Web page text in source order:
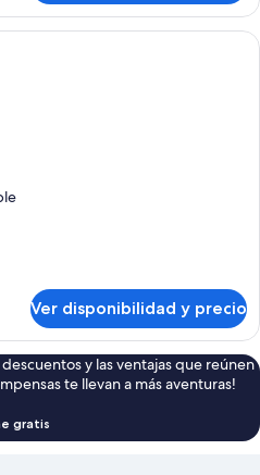
Una habitación de hotel con una
Ver disponibilidad y precio
y las ventajas que reúnen
te llevan a más aventuras!
gratis